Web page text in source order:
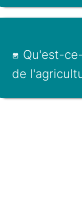
Qu'est-
de